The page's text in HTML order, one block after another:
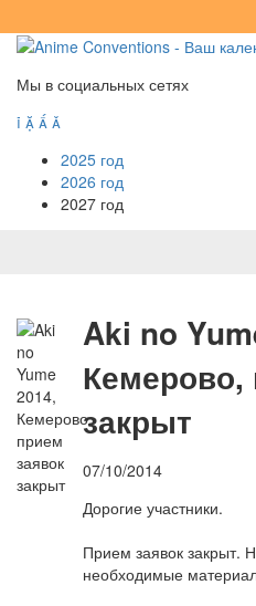
Мы в социальных сетях
   
2025 год
2026 год
2027 год
Aki no
Кемерово,
закрыт
07/10/2014
Дорогие участники.
Прием заявок закрыт.
необходимые